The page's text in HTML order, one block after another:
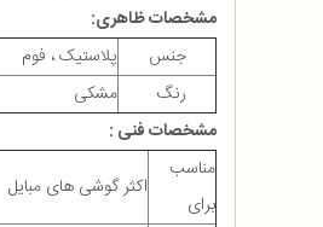
مشخصات ظاهری:
جنس
پلاستیک ، فوم
رنگ
مشکی
مشخصات فنی :
مناسب
برای
اکثر گوشی های مبایل